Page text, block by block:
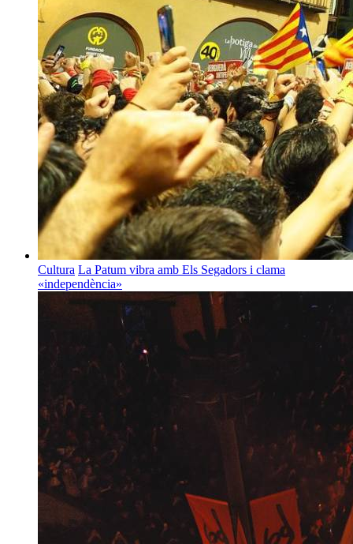
Cultura La Patum vibra amb Els Segadors i clama
«independència»